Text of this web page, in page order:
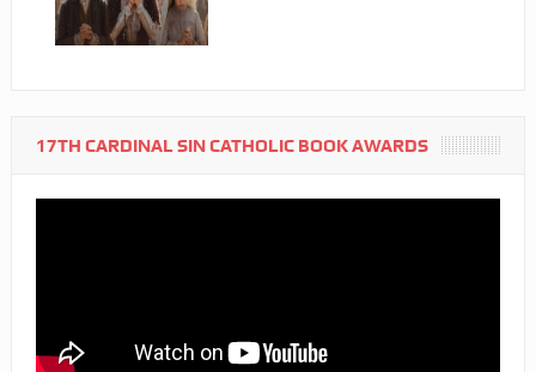
17TH CARDINAL SIN CATHOLIC BOOK AWARDS